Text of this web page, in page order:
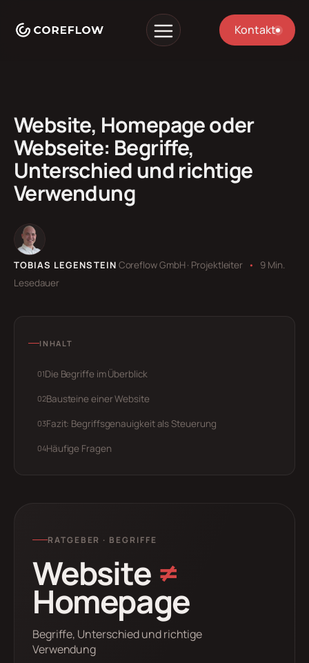
Kontakt
Website, Homepage oder
Webseite: Begriffe,
Unterschied und richtige
Verwendung
TOBIAS LEGENSTEIN Coreflow GmbH · Projektleiter •
9 Min.
Lesedauer
INHALT
Die Begriffe im Überblick
Bausteine einer Website
Fazit: Begriffsgenauigkeit als Steuerung
Häufige Fragen
RATGEBER · BEGRIFFE
Website ≠
Homepage
Begriffe, Unterschied und richtige
Verwendung